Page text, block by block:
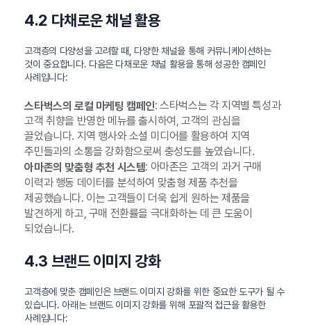
4.2 다채로운 채널 활용
고객층의 다양성을 고려할 때, 다양한 채널을 통해 커뮤니케이션하는
것이 중요합니다. 다음은 다채로운 채널 활용을 통해 성공한 캠페인
사례입니다:
스타벅스의 로컬 마케팅 캠페인: 스타벅스는 각 지역별 특성과
고객 취향을 반영한 메뉴를 출시하여, 고객의 관심을
끌었습니다. 지역 행사와 소셜 미디어를 활용하여 지역
주민들과의 소통을 강화함으로써 충성도를 높였습니다.
아마존의 맞춤형 추천 시스템: 아마존은 고객의 과거 구매
이력과 행동 데이터를 분석하여 맞춤형 제품 추천을
제공했습니다. 이는 고객들이 더욱 쉽게 원하는 제품을
발견하게 하고, 구매 전환률을 극대화하는 데 큰 도움이
되었습니다.
4.3 브랜드 이미지 강화
고객층에 맞춘 캠페인은 브랜드 이미지 강화를 위한 중요한 도구가 될 수
있습니다. 아래는 브랜드 이미지 강화를 위해 포괄적 접근을 활용한
사례입니다: